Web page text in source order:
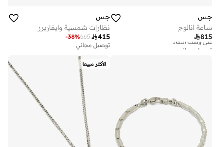
جس
ساعة انالوج
815
توصيل مجاني
على وشك النفاد
جس
نظارات شمسية وايفاريرز
415
665
-38%
توصيل مجاني
الأكثر مبيعا